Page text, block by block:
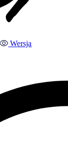
Wersja